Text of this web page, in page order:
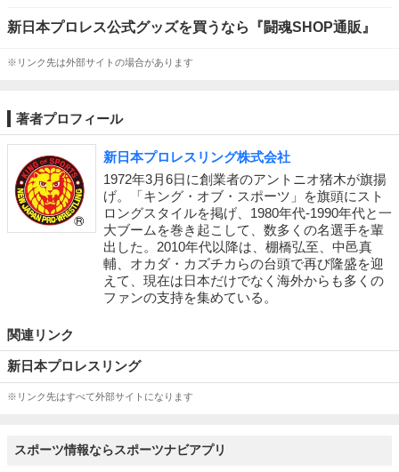
新日本プロレス公式グッズを買うなら『闘魂SHOP通販』
※リンク先は外部サイトの場合があります
著者プロフィール
新日本プロレスリング株式会社
1972年3月6日に創業者のアントニオ猪木が旗揚
げ。「キング・オブ・スポーツ」を旗頭にスト
ロングスタイルを掲げ、1980年代-1990年代と一
大ブームを巻き起こして、数多くの名選手を輩
出した。2010年代以降は、棚橋弘至、中邑真
輔、オカダ・カズチカらの台頭で再び隆盛を迎
えて、現在は日本だけでなく海外からも多くの
ファンの支持を集めている。
関連リンク
新日本プロレスリング
※リンク先はすべて外部サイトになります
スポーツ情報ならスポーツナビアプリ